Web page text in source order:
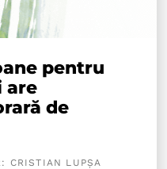
pentru
are
de
CRISTIAN LUPȘA